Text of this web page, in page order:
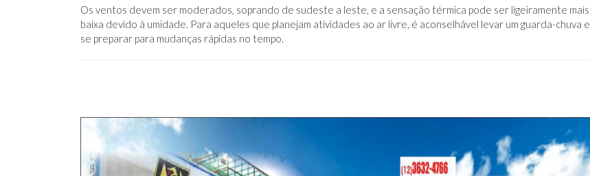
Os ventos devem ser moderados, soprando de sudeste a leste, e a sensação térmica pode ser ligeiramente mais
baixa devido à umidade. Para aqueles que planejam atividades ao ar livre, é aconselhável levar um guarda-chuva e
se preparar para mudanças rápidas no tempo.